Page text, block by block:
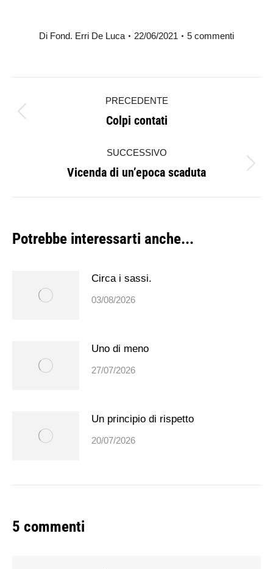
Di Fond. Erri De Luca 22/06/2021 5 commenti
tra
PRECEDENTE
Post
Colpi contati
SUCCESSIVO
Prossimo
post:
Vicenda di un’epoca scaduta
Potrebbe interessarti anche...
Circa i sassi.
03/08/2026
Uno di meno
27/07/2026
Un principio di rispetto
20/07/2026
5 commenti